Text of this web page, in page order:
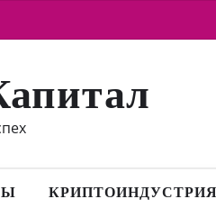
КРИПТОИНДУСТРИЯ